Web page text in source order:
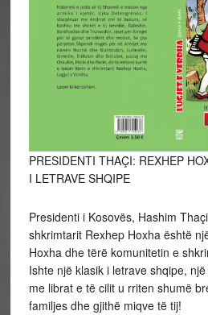
PRESIDENTI THAÇI: REXHEP
I LETRAVE SHQIPE
Presidenti i Kosovës, Hashim
shkrimtarit Rexhep Hoxha është
Hoxha dhe tërë komunitetin e
Ishte një klasik i letrave shqipe,
me librat e të cilit u rriten shumë
familjes dhe gjithë miqve të tij!